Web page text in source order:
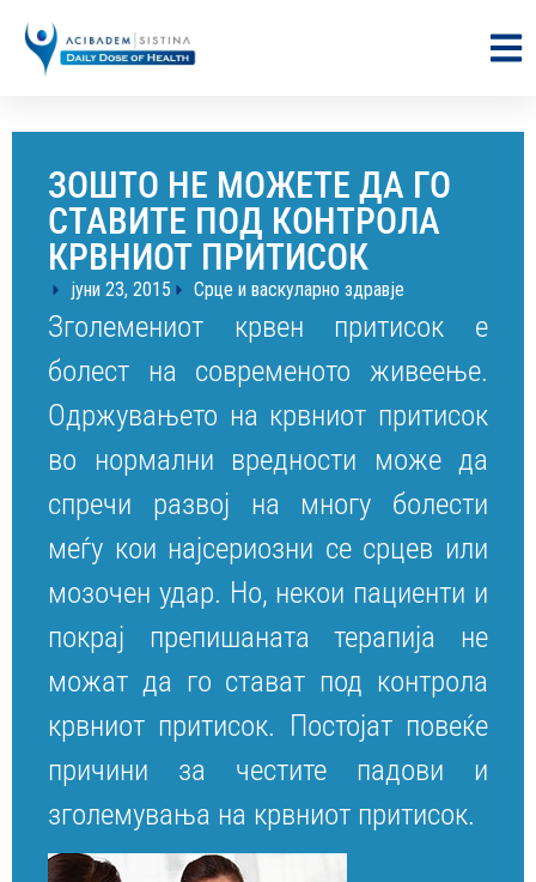
ЗОШТО НЕ МОЖЕТЕ ДА ГО
СТАВИТЕ ПОД КОНТРОЛА
КРВНИОТ ПРИТИСОК
јуни 23, 2015 Срце и васкуларно здравје
Зголемениот крвен притисок е
болест на современото живеење.
Одржувањето на крвниот притисок
во нормални вредности може да
спречи развој на многу болести
меѓу кои најсериозни се срцев или
мозочен удар. Но, некои пациенти и
покрај препишаната терапија не
можат да го стават под контрола
крвниот притисок. Постојат повеќе
причини за честите падови и
зголемувања на крвниот притисок.